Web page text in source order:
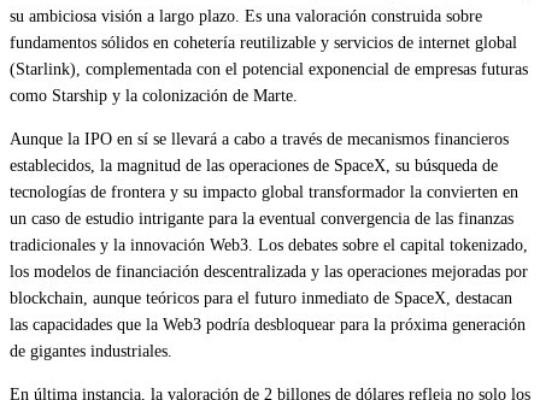
su ambiciosa visión a largo plazo. Es una valoración construida sobre
fundamentos sólidos en cohetería reutilizable y servicios de internet global
(Starlink), complementada con el potencial exponencial de empresas futuras
como Starship y la colonización de Marte.
Aunque la IPO en sí se llevará a cabo a través de mecanismos financieros
establecidos, la magnitud de las operaciones de SpaceX, su búsqueda de
tecnologías de frontera y su impacto global transformador la convierten en
un caso de estudio intrigante para la eventual convergencia de las finanzas
tradicionales y la innovación Web3. Los debates sobre el capital tokenizado,
los modelos de financiación descentralizada y las operaciones mejoradas por
blockchain, aunque teóricos para el futuro inmediato de SpaceX, destacan
las capacidades que la Web3 podría desbloquear para la próxima generación
de gigantes industriales.
En última instancia, la valoración de 2 billones de dólares refleja no solo los